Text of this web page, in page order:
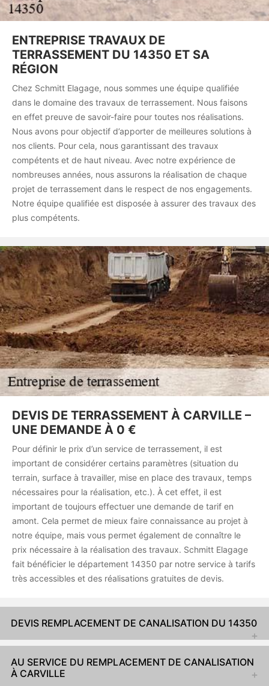
ENTREPRISE TRAVAUX DE
TERRASSEMENT DU 14350 ET SA
RÉGION
Chez Schmitt Elagage, nous sommes une équipe qualifiée
dans le domaine des travaux de terrassement. Nous faisons
en effet preuve de savoir-faire pour toutes nos réalisations.
Nous avons pour objectif d’apporter de meilleures solutions à
nos clients. Pour cela, nous garantissant des travaux
compétents et de haut niveau. Avec notre expérience de
nombreuses années, nous assurons la réalisation de chaque
projet de terrassement dans le respect de nos engagements.
Notre équipe qualifiée est disposée à assurer des travaux des
plus compétents.
DEVIS DE TERRASSEMENT À CARVILLE –
UNE DEMANDE À 0 €
Pour définir le prix d’un service de terrassement, il est
important de considérer certains paramètres (situation du
terrain, surface à travailler, mise en place des travaux, temps
nécessaires pour la réalisation, etc.). À cet effet, il est
important de toujours effectuer une demande de tarif en
amont. Cela permet de mieux faire connaissance au projet à
notre équipe, mais vous permet également de connaître le
prix nécessaire à la réalisation des travaux. Schmitt Elagage
fait bénéficier le département 14350 par notre service à tarifs
très accessibles et des réalisations gratuites de devis.
DEVIS REMPLACEMENT DE CANALISATION DU 14350
AU SERVICE DU REMPLACEMENT DE CANALISATION
À CARVILLE